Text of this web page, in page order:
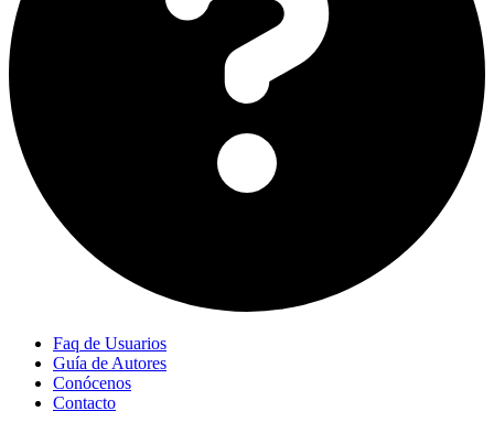
Faq de Usuarios
Guía de Autores
Conócenos
Contacto